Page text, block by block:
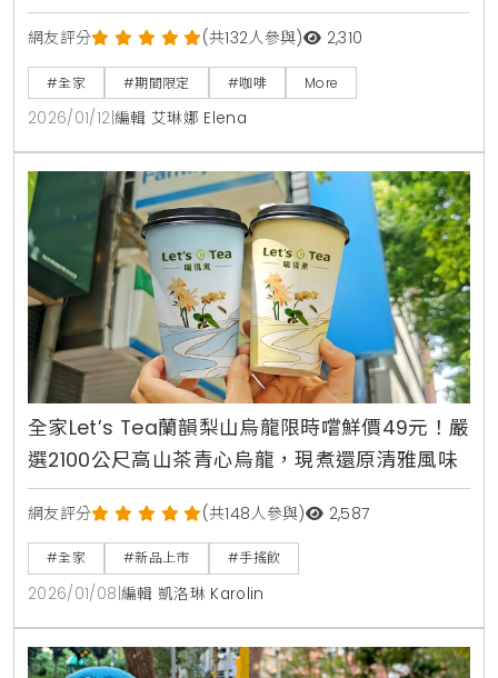
網友評分 (共132人參與) 2,310
#全家 #期間限定 #咖啡 More
2026/01/12 編輯 艾琳娜 Elena
全家Let’s Tea蘭韻梨山烏龍限時嚐鮮價49元！嚴
選2100公尺高山茶青心烏龍，現煮還原清雅風味
網友評分 (共148人參與) 2,587
#全家 #新品上市 #手搖飲
2026/01/08 編輯 凱洛琳 Karolin